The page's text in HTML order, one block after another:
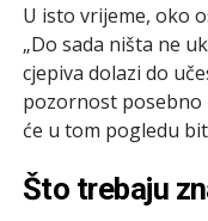
U isto vrijeme, oko
„Do sada ništa ne
cjepiva dolazi do
pozornost posebno
će u tom pogledu
Što trebaju